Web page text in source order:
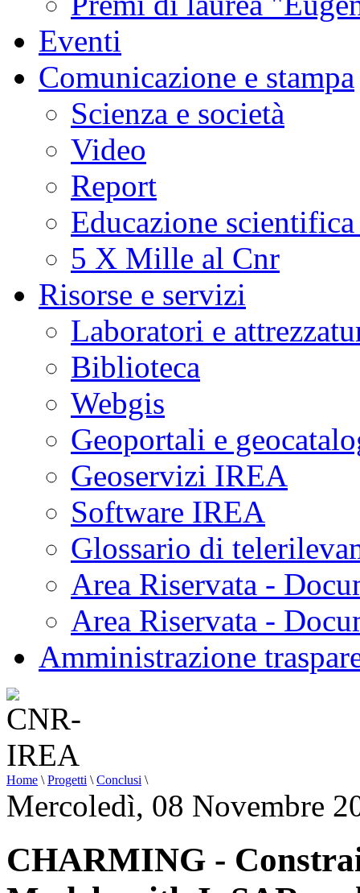
Eventi
Comunicazione e stampa
Scienza e società
Video
Report
Educazione
5 X Mille al Cnr
Risorse e servizi
Laboratori e
Biblioteca
Webgis
Geoportali e
Geoservizi IREA
Software IREA
Glossario di
Area Riservata -
Area Riservata -
Amministrazione
Home \ Progetti \ Conclusi \
Mercoledì, 08 Novembre
CHARMING -